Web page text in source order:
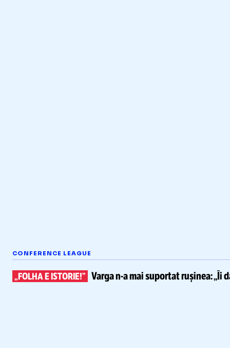
CONFERENCE LEAGUE
„FOLHA E ISTORIE!” Vargan-amai suportat rușinea:„Îi